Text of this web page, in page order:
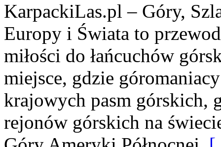
KarpackiLas.pl – Góry,
Europy i Świata to
miłości do łańcuchów
miejsce, gdzie
krajowych pasm górskich,
rejonów górskich na